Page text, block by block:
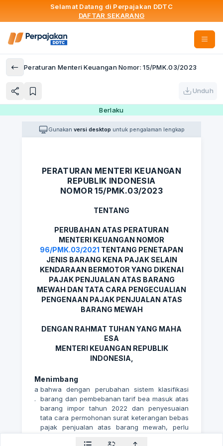
Selamat Datang di Perpajakan DDTC
DAFTAR SEKARANG
Peraturan Menteri Keuangan Nomor: 15/PMK.03/2023
Unduh
Berlaku
Gunakan versi desktop untuk pengalaman lengkap
PERATURAN MENTERI KEUANGAN
REPUBLIK INDONESIA
NOMOR 15/PMK.03/2023
TENTANG
PERUBAHAN ATAS PERATURAN
MENTERI KEUANGAN NOMOR
96/PMK.03/2021 TENTANG PENETAPAN
JENIS BARANG KENA PAJAK SELAIN
KENDARAAN BERMOTOR YANG DIKENAI
PAJAK PENJUALAN ATAS BARANG
MEWAH DAN TATA CARA PENGECUALIAN
PENGENAAN PAJAK PENJUALAN ATAS
BARANG MEWAH
DENGAN RAHMAT TUHAN YANG MAHA
ESA
MENTERI KEUANGAN REPUBLIK
INDONESIA,
Menimbang
a
.
bahwa dengan perubahan sistem klasifikasi
barang dan pembebanan tarif bea masuk atas
barang impor tahun 2022 dan penyesuaian
tata cara permohonan surat keterangan bebas
pajak penjualan atas barang mewah, perlu